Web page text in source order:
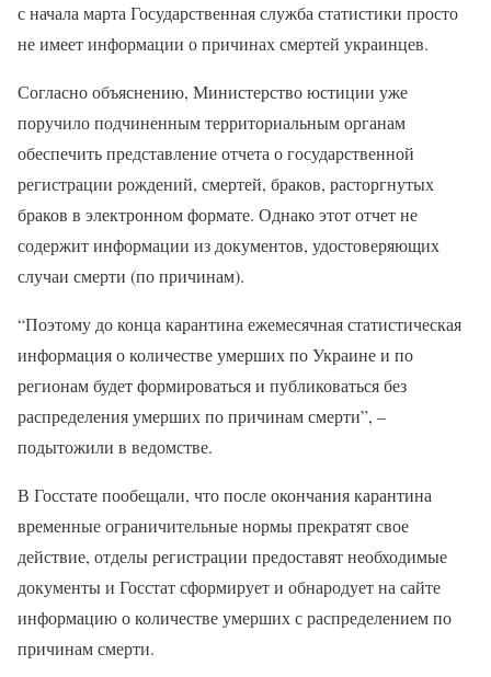
с начала марта Государственная служба статистики просто
не имеет информации о причинах смертей украинцев.
Согласно объяснению, Министерство юстиции уже
поручило подчиненным территориальным органам
обеспечить представление отчета о государственной
регистрации рождений, смертей, браков, расторгнутых
браков в электронном формате. Однако этот отчет не
содержит информации из документов, удостоверяющих
случаи смерти (по причинам).
“Поэтому до конца карантина ежемесячная статистическая
информация о количестве умерших по Украине и по
регионам будет формироваться и публиковаться без
распределения умерших по причинам смерти”, –
подытожили в ведомстве.
В Госстате пообещали, что после окончания карантина
временные ограничительные нормы прекратят свое
действие, отделы регистрации предоставят необходимые
документы и Госстат сформирует и обнародует на сайте
информацию о количестве умерших с распределением по
причинам смерти.